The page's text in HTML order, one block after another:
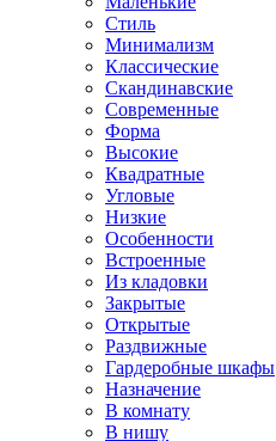
Стиль
Минимализм
Классические
Скандинавские
Современные
Форма
Высокие
Квадратные
Угловые
Низкие
Особенности
Встроенные
Из кладовки
Закрытые
Открытые
Раздвижные
Гардеробные шкафы
Назначение
В комнату
В нишу